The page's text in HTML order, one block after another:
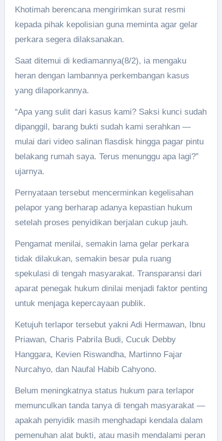
Khotimah berencana mengirimkan surat resmi
kepada pihak kepolisian guna meminta agar gelar
perkara segera dilaksanakan.
Saat ditemui di kediamannya(8/2), ia mengaku
heran dengan lambannya perkembangan kasus
yang dilaporkannya.
“Apa yang sulit dari kasus kami? Saksi kunci sudah
dipanggil, barang bukti sudah kami serahkan —
mulai dari video salinan flasdisk hingga pagar pintu
belakang rumah saya. Terus menunggu apa lagi?”
ujarnya.
Pernyataan tersebut mencerminkan kegelisahan
pelapor yang berharap adanya kepastian hukum
setelah proses penyidikan berjalan cukup jauh.
Pengamat menilai, semakin lama gelar perkara
tidak dilakukan, semakin besar pula ruang
spekulasi di tengah masyarakat. Transparansi dari
aparat penegak hukum dinilai menjadi faktor penting
untuk menjaga kepercayaan publik.
Ketujuh terlapor tersebut yakni Adi Hermawan, Ibnu
Priawan, Charis Pabrila Budi, Cucuk Debby
Hanggara, Kevien Riswandha, Martinno Fajar
Nurcahyo, dan Naufal Habib Cahyono.
Belum meningkatnya status hukum para terlapor
memunculkan tanda tanya di tengah masyarakat —
apakah penyidik masih menghadapi kendala dalam
pemenuhan alat bukti, atau masih mendalami peran